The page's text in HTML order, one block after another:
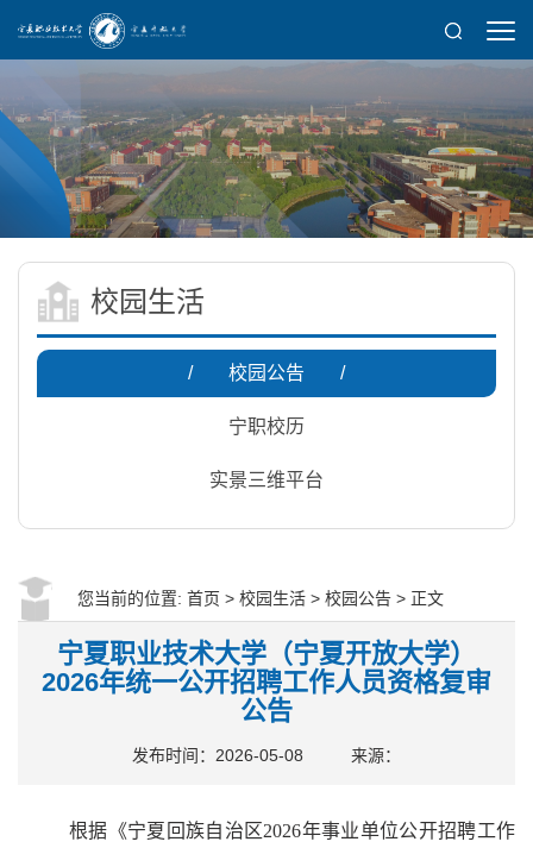
校园生活
/ 校园公告 /
宁职校历
实景三维平台
您当前的位置: 首页 > 校园生活 > 校园公告 > 正文
宁夏职业技术大学（宁夏开放大学）
2026年统一公开招聘工作人员资格复审
公告
发布时间：2026-05-08 来源：
根据《宁夏回族自治区2026年事业单位公开招聘工作